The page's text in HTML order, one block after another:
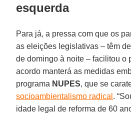
esquerda
Para já, a pressa com que os
as eleições legislativas – têm
de domingo à noite – facilitou o
acordo manterá as medidas
programa NUPES, que se
socioambientalismo radical .
idade legal de reforma de 60